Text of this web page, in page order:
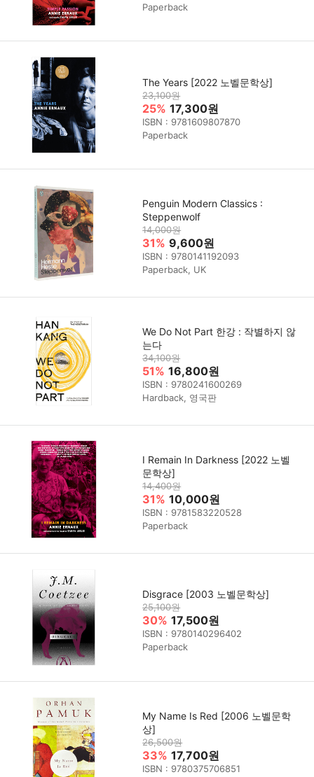
Paperback
The Years [2022 노벨문학상]
23,100원
25% 17,300원
ISBN : 9781609807870
Paperback
Penguin Modern Classics :
Steppenwolf
14,000원
31% 9,600원
ISBN : 9780141192093
Paperback, UK
We Do Not Part 한강 : 작별하지 않
는다
34,100원
51% 16,800원
ISBN : 9780241600269
Hardback, 영국판
I Remain In Darkness [2022 노벨
문학상]
14,400원
31% 10,000원
ISBN : 9781583220528
Paperback
Disgrace [2003 노벨문학상]
25,100원
30% 17,500원
ISBN : 9780140296402
Paperback
My Name Is Red [2006 노벨문학
상]
26,500원
33% 17,700원
ISBN : 9780375706851